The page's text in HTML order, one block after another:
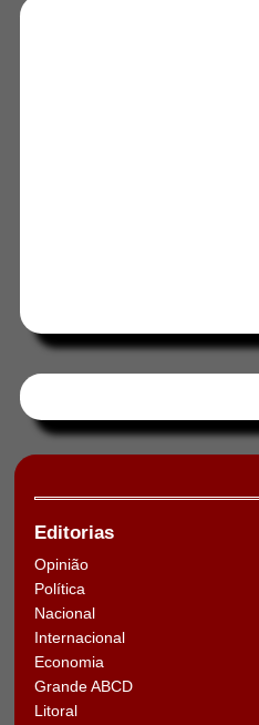
Editorias
Opinião
Política
Nacional
Internacional
Economia
Grande ABCD
Litoral